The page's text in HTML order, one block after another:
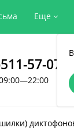
Еще
57-07